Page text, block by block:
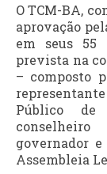
O TCM-BA,
aprovação
em seus 55
prevista na
– composto
Público de
governador
Assembleia